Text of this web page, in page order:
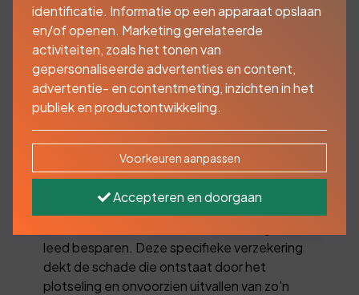
Als de continuïteit van
uw onderneming in
belangrijke mate
afhankelijk is van één of
meerdere machines..
leed besparen. Deze specifieke verzekering
dekt de schade die ontstaat door het
plotseling en onvoorzien uitvallen van zo'n
identificatie. Informatie op een apparaat opslaan
en/of openen. Marketing gerelateerde
activiteiten, zoals het tonen van
gepersonaliseerde advertenties en content,
advertentie- en contentmeting, inzichten in het
publiek en productontwikkeling.
Voorkeuren aanpassen
Accepteren en doorgaan